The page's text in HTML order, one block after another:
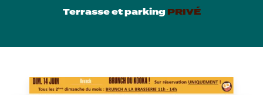
Terrasse et parking PRIVÉ